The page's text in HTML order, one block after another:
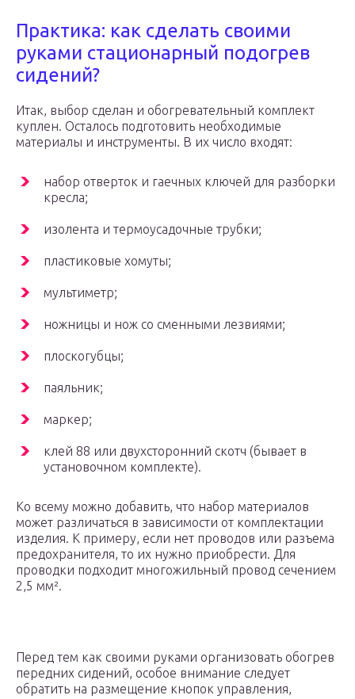
Практика: как сделать своими
руками стационарный подогрев
сидений?
Итак, выбор сделан и обогревательный комплект
куплен. Осталось подготовить необходимые
материалы и инструменты. В их число входят:
набор отверток и гаечных ключей для разборки
кресла;
изолента и термоусадочные трубки;
пластиковые хомуты;
мультиметр;
ножницы и нож со сменными лезвиями;
плоскогубцы;
паяльник;
маркер;
клей 88 или двухсторонний скотч (бывает в
установочном комплекте).
Ко всему можно добавить, что набор материалов
может различаться в зависимости от комплектации
изделия. К примеру, если нет проводов или разъема
предохранителя, то их нужно приобрести. Для
проводки подходит многожильный провод сечением
2,5 мм².
Перед тем как своими руками организовать обогрев
передних сидений, особое внимание следует
обратить на размещение кнопок управления,